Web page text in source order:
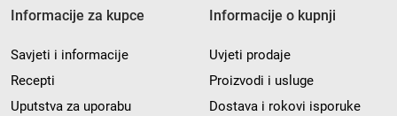
Informacije za kupce
Savjeti i informacije
Recepti
Uputstva za uporabu
Informacije o kupnji
Uvjeti prodaje
Proizvodi i usluge
Dostava i rokovi isporuke